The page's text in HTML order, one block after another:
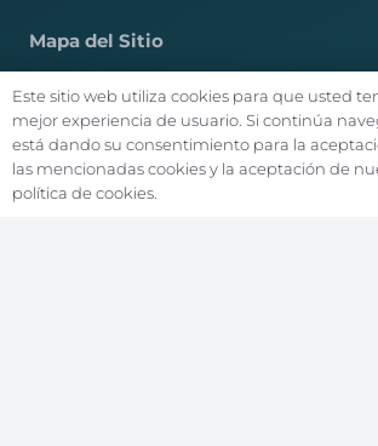
Mapa del Sitio
Nuestra
Institución
Oferta
Académica
Admisiones
Investigaciones
La Editorial
Posgrados
Este sitio web utiliza cookies para que usted
mejor experiencia de usuario. Si continúa
está dando su consentimiento para la
las mencionadas cookies y la aceptación de
política de cookies.